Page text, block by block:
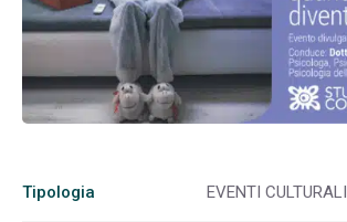
Tipologia EVENTI CULTURALI